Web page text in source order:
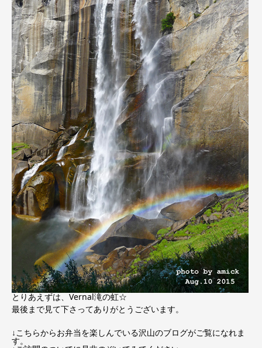
とりあえずは、Vernal滝の虹☆
最後まで見て下さってありがとうございます。
↓こちらからお弁当を楽しんでいる沢山のブログがご覧になれま
す。